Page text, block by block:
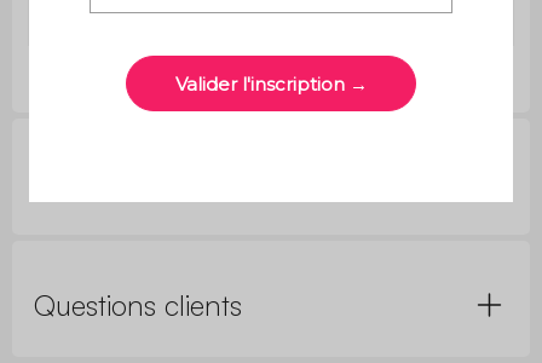
Poids net 3,35kg
Questions clients